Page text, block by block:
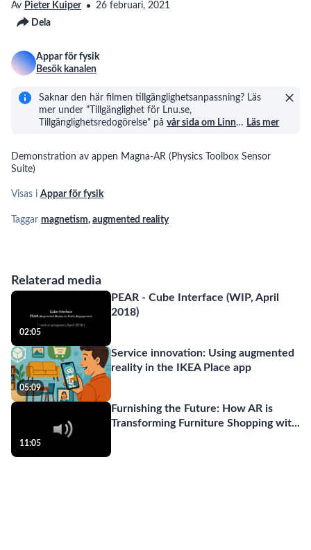
Relaterad media
02:05
PEAR - Cube Interface (WIP, April
2018)
05:09
Service innovation: Using augmented
reality in the IKEA Place app
11:05
Furnishing the Future: How AR is
Transforming Furniture Shopping wit...
Av Pieter Kuiper
26 februari, 2021
Dela
Appar för fysik
Besök kanalen
Saknar den här filmen tillgänglighetsanpassning? Läs
mer under "Tillgänglighet för Lnu.se,
Tillgänglighetsredogörelse" på vår sida om Linn… Läs mer
Demonstration av appen Magna-AR (Physics Toolbox Sensor
Suite)
Visas i Appar för fysik
Taggar magnetism, augmented reality